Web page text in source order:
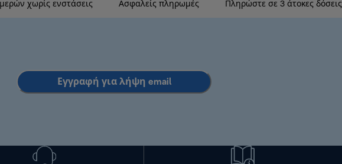
χωρίς ενστάσεις Ασφαλείς πληρωμές Πληρώστε σε 3 άτοκες δόσεις
Εγγραφή για λήψη email